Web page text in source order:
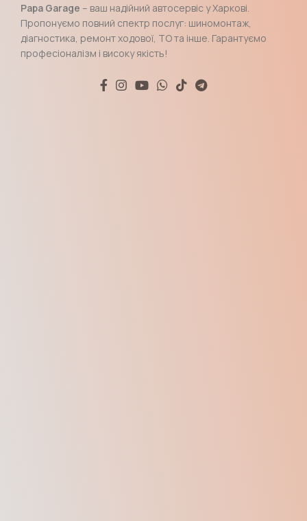
Papa Garage – ваш надійний автосервіс у Харкові.
Пропонуємо повний спектр послуг: шиномонтаж,
діагностика, ремонт ходової, ТО та інше. Гарантуємо
професіоналізм і високу якість!